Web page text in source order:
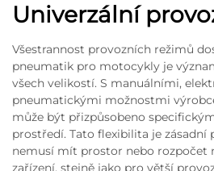
Univerzální
Všestrannost provozních režimů
pneumatik pro motocykly je
všech velikostí. S manuálními,
pneumatickými možnostmi
může být přizpůsobeno
prostředí. Tato flexibilita je zásadní
nemusí mít prostor nebo rozpočet
zařízení, stejně jako pro větší